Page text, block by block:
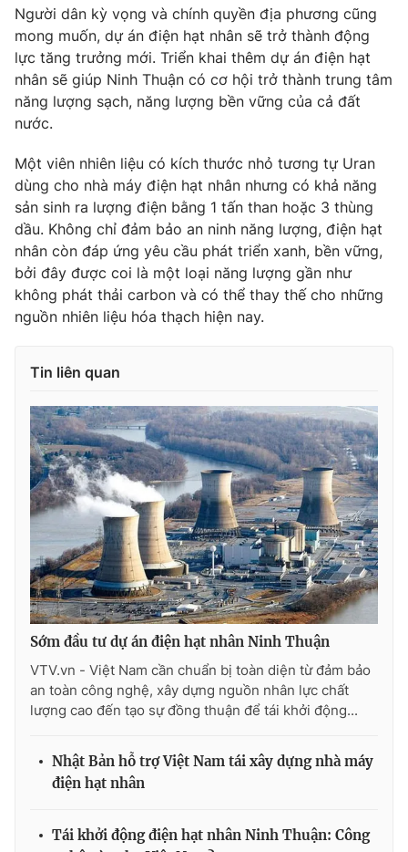
Người dân kỳ vọng và chính quyền địa phương cũng
mong muốn, dự án điện hạt nhân sẽ trở thành động
lực tăng trưởng mới. Triển khai thêm dự án điện hạt
nhân sẽ giúp Ninh Thuận có cơ hội trở thành trung tâm
năng lượng sạch, năng lượng bền vững của cả đất
nước.
Một viên nhiên liệu có kích thước nhỏ tương tự Uran
dùng cho nhà máy điện hạt nhân nhưng có khả năng
sản sinh ra lượng điện bằng 1 tấn than hoặc 3 thùng
dầu. Không chỉ đảm bảo an ninh năng lượng, điện hạt
nhân còn đáp ứng yêu cầu phát triển xanh, bền vững,
bởi đây được coi là một loại năng lượng gần như
không phát thải carbon và có thể thay thế cho những
nguồn nhiên liệu hóa thạch hiện nay.
Tin liên quan
Sớm đầu tư dự án điện hạt nhân Ninh Thuận
VTV.vn - Việt Nam cần chuẩn bị toàn diện từ đảm bảo
an toàn công nghệ, xây dựng nguồn nhân lực chất
lượng cao đến tạo sự đồng thuận để tái khởi động...
Nhật Bản hỗ trợ Việt Nam tái xây dựng nhà máy
điện hạt nhân
Tái khởi động điện hạt nhân Ninh Thuận: Công